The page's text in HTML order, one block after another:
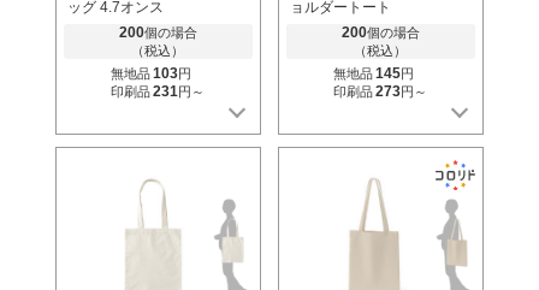
ッグ 4.7オンス
200個の場合
（税込）
無地品 103円
印刷品 231円～
ョルダートート
200個の場合
（税込）
無地品 145円
印刷品 273円～